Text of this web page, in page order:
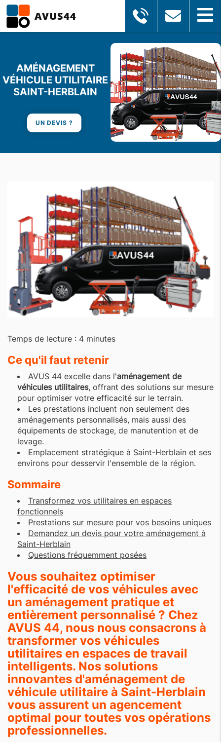
AVUS44
AMÉNAGEMENT
VÉHICULE UTILITAIRE
SAINT-HERBLAIN
UN DEVIS ?
Temps de lecture : 4 minutes
Ce qu'il faut retenir
AVUS 44 excelle dans l'aménagement de
véhicules utilitaires, offrant des solutions sur mesure
pour optimiser votre efficacité sur le terrain.
Les prestations incluent non seulement des
aménagements personnalisés, mais aussi des
équipements de stockage, de manutention et de
levage.
Emplacement stratégique à Saint-Herblain et ses
environs pour desservir l'ensemble de la région.
Sommaire
Transformez vos utilitaires en espaces
fonctionnels
Prestations sur mesure pour vos besoins uniques
Demandez un devis pour votre aménagement à
Saint-Herblain
Questions fréquemment posées
Vous souhaitez optimiser
l'efficacité de vos véhicules avec
un aménagement pratique et
entièrement personnalisé ? Chez
AVUS 44, nous nous consacrons à
transformer vos véhicules
utilitaires en espaces de travail
intelligents. Nos solutions
innovantes d'aménagement de
véhicule utilitaire à Saint-Herblain
vous assurent un agencement
optimal pour toutes vos opérations
professionnelles.